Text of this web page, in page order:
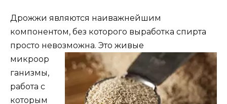
Дрожжи являются наиважнейшим
компонентом, без которого выработка спирта
просто невозможна. Это живые
микроор
ганизмы,
работа с
которым